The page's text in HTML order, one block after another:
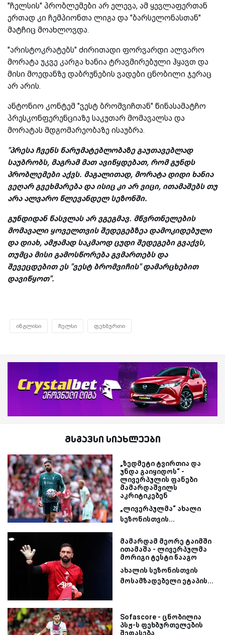
"ჩელსის" პრობლემები არ ელევა, ამ ყევლაფერთან
ერთად კი ჩემპიონთა ლიგა და "ბარსელონასთან"
მატჩიც მოახლოვდა.
"არისტოკრატებს" ძირითადი ფორვარდი ალვარო
მორატა უკვე კარგა ხანია ტრავმირებული ჰყავთ და
მისი მოედანზე დაბრუნების ვადები ცნობილი ჯერაც
არ არის.
ანტონიო კონტემ "ვესტ ბრომვიჩთან" წინასამატჩო
პრესკონფერენციაზე საკუთარ მომავალსა და
მორატას მდგომარეობაზე ისაუბრა.
"პრესა ჩვენს წარუმატებლობაზე გაუთავებლად
საუბრობს, მაგრამ მათ ავიწყდებათ, რომ გუნდს
პრობლემები აქვს. მაგალითად, მორატა დიდი ხანია
ვეღარ გვეხმარება და ისიც კი არ ვიცი, ითამაშებს თუ
არა ალვარო წლევანდელ სეზონში.
გუნდიდან წასვლას არ ვგეგმავ. მწვრთნელების
მომავალი ყოველთვის შედეგებზეა დამოკიდებული
და დიახ, ამჟამად საკმაოდ ცუდი შედეგები გვაქვს,
თუმცა მისი გამოსწორება გვმართებს და
შევეცდებით ეს "ვესტ ბრომვიჩის" დამარცხებით
დავიწყოთ".
ინგლისი ჩელსი ფეხბურთი
მსგავსი სიახლეები
„ზედმეტი ტვირთია და
უნდა გაიყიდოს“ -
ლივერპულის ფანები
მამარდაშვილს
აკრიტიკებენ
„ლივერპულმა“ ახალი
სეზონისთვის...
მამარდამ მეორე ტაიმში
ითამაშა - ლივერპულმა
მორიგი ტესტი წააგო
ახალის სეზონისთვის
მოსამზადებელი ეტაპის...
Sofascore - ცნობილია
პსჟ-ს ფეხბურთელების
შეფასება